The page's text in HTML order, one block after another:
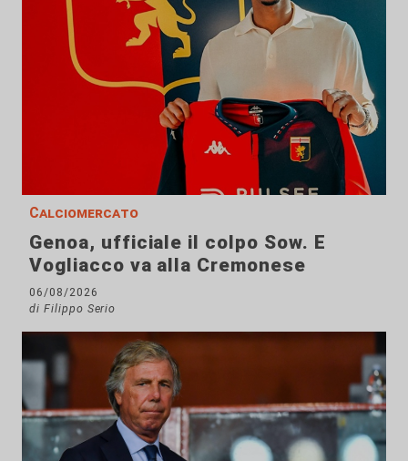
Calciomercato
Genoa, ufficiale il colpo Sow. E
Vogliacco va alla Cremonese
06/08/2026
di Filippo Serio